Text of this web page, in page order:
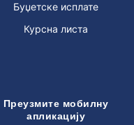
Буџетске исплате
Курсна листа
Преузмите мобилну
апликацију